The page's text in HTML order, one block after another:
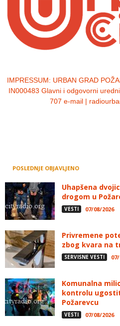
IMPRESSUM: URBAN GRAD
IN000483 Glavni i odgovorni
707 e-mail |
POSLEDNJE OBJAVLJENO
Uhapšena
drogom u
VESTI 07/08/2026
Privremene
zbog kvara na
SERVISNE VESTI
Komunalna
kontrolu
Požarevcu
VESTI 07/08/2026